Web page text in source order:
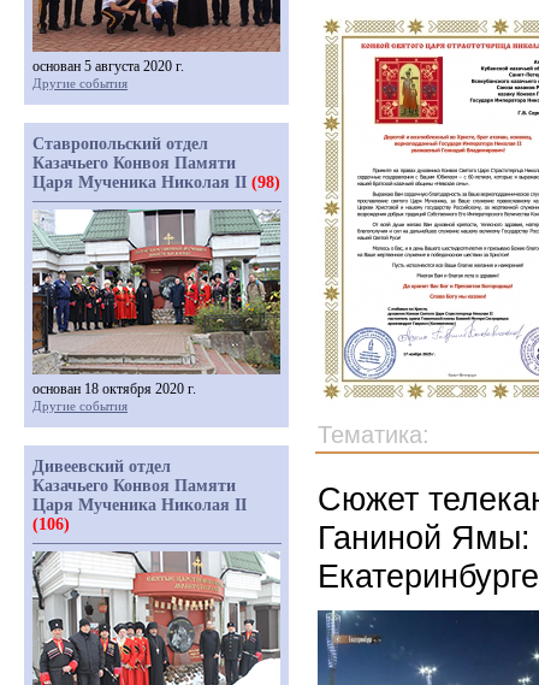
Тематика:
Сюжет
Ганиной Ямы:
Екатеринбурге
основан 5 августа 2020 г.
Другие события
Ставропольский отдел
Казачьего Конвоя Памяти
Царя Мученика Николая II (98)
основан 18 октября 2020 г.
Другие события
Дивеевский отдел
Казачьего Конвоя Памяти
Царя Мученика Николая II
(106)